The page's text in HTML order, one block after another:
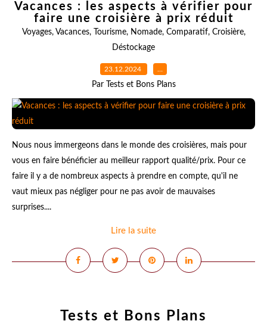
Vacances : les aspects à vérifier pour
faire une croisière à prix réduit
Voyages, Vacances, Tourisme, Nomade, Comparatif, Croisière,
Déstockage
23.12.2024 …
Par Tests et Bons Plans
Nous nous immergeons dans le monde des croisières, mais pour
vous en faire bénéficier au meilleur rapport qualité/prix. Pour ce
faire il y a de nombreux aspects à prendre en compte, qu'il ne
vaut mieux pas négliger pour ne pas avoir de mauvaises
surprises....
Lire la suite
Tests et Bons Plans